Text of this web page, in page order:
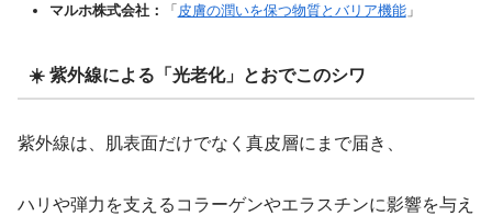
マルホ株式会社： 「 皮膚の潤いを保つ物質とバリア機能」
☀️ 紫外線による「光老化」とおでこのシワ
紫外線は、肌表面だけでなく真皮層にまで届き、
ハリや弾力を支えるコラーゲンやエラスチンに影響を与え